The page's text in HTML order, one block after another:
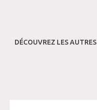
DÉCOUVREZ LES